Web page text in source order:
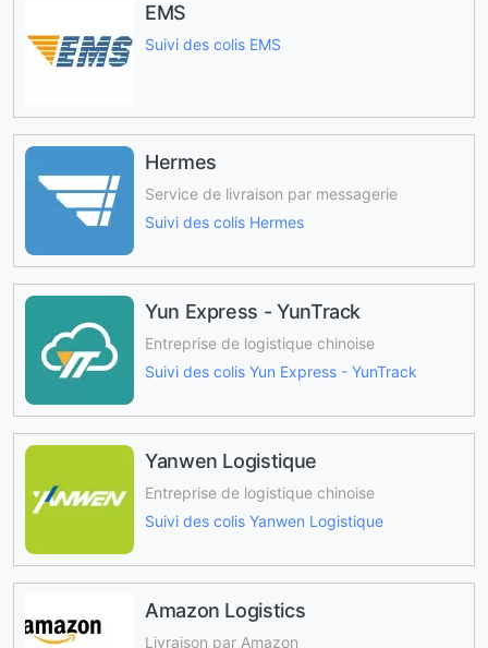
EMS
Suivi des colis EMS
Hermes
Service de livraison par messagerie
Suivi des colis Hermes
Yun Express - YunTrack
Entreprise de logistique chinoise
Suivi des colis Yun Express - YunTrack
Yanwen Logistique
Entreprise de logistique chinoise
Suivi des colis Yanwen Logistique
Amazon Logistics
Livraison par Amazon